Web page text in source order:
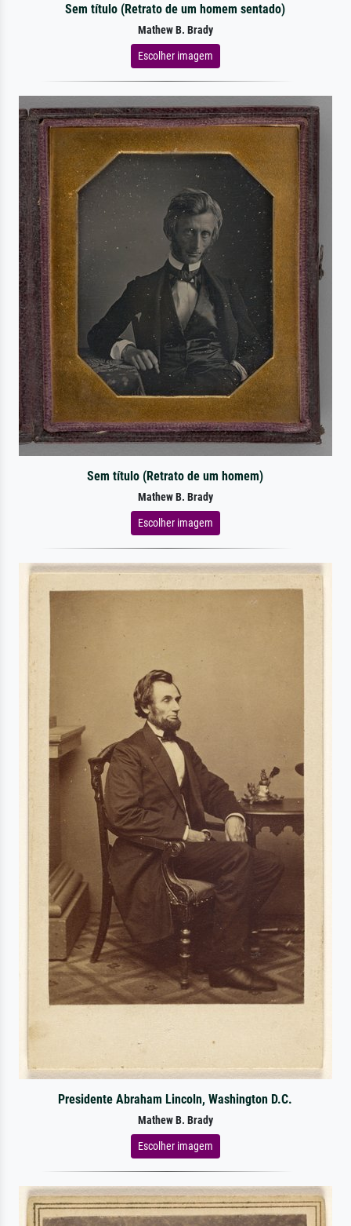
Sem título (Retrato de um homem sentado)
Mathew B. Brady
Escolher imagem
Sem título (Retrato de um homem)
Mathew B. Brady
Escolher imagem
Presidente Abraham Lincoln, Washington D.C.
Mathew B. Brady
Escolher imagem